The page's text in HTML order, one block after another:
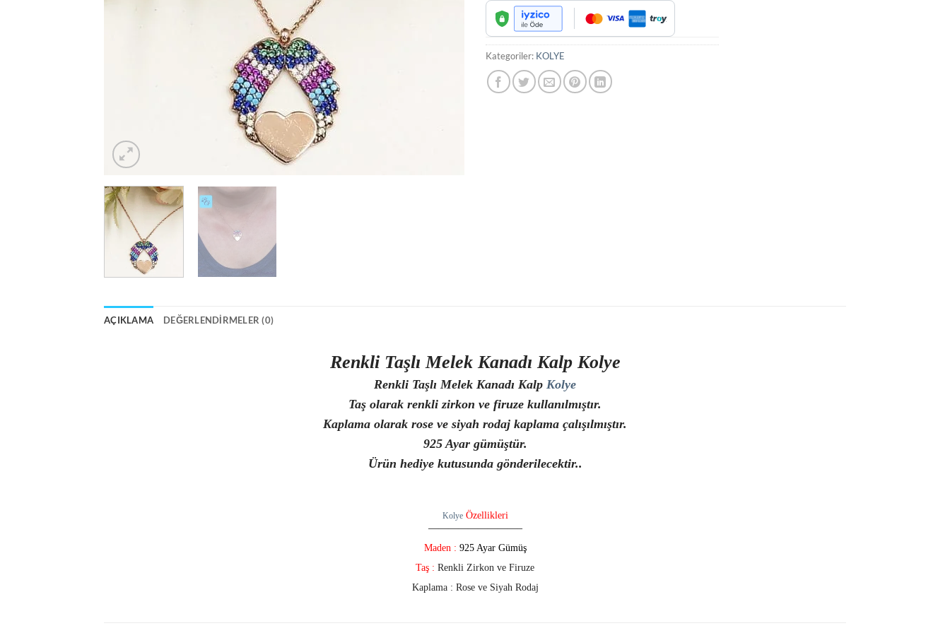
Kategoriler: KOLYE
AÇIKLAMA DEĞERLENDIRMELER (0)
Renkli Taşlı Melek Kanadı Kalp Kolye
Renkli Taşlı Melek Kanadı Kalp Kolye
Taş olarak renkli zirkon ve firuze kullanılmıştır.
Kaplama olarak rose ve siyah rodaj kaplama çalışılmıştır.
925 Ayar gümüştür.
Ürün hediye kutusunda gönderilecektir..
KolyeÖzellikleri
—————————–
Maden : 925 Ayar Gümüş
Taş : Renkli Zirkon ve Firuze
Kaplama : Rose ve Siyah Rodaj